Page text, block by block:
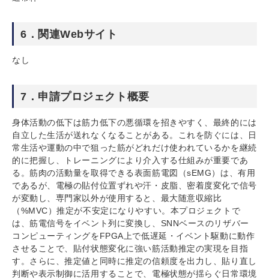
6．関連Webサイト
なし
7．申請プロジェクト概要
身体活動の低下は筋力低下の悪循環を招きやすく、最終的には
自立した生活が送れなくなることがある。これを防ぐには、日
常生活や運動の中で狙った筋がどれだけ使われているかを継続
的に把握し、トレーニングにより介入する仕組みが重要であ
る。筋肉の活動量を取得できる表面筋電図（sEMG）は、有用
であるが、電極の貼付位置ずれや汗・皮脂、密着度変化で信号
が変動し、専門家以外が使用すると、最大随意収縮比
（%MVC）推定が不安定になりやすい。本プロジェクトで
は、筋電信号をイベント列に変換し、SNNベースのリザバー
コンピューティングをFPGA上で低遅延・イベント駆動に動作
させることで、貼付状態変化に強い筋活動推定の実現を目指
す。さらに、推定値と同時に推定の信頼度を出力し、貼り直し
判断や表示制御に活用することで、電極状態が揺らぐ日常環境